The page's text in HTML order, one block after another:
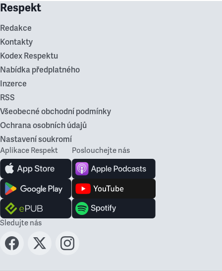
Respekt
Redakce
Kontakty
Kodex Respektu
Nabídka předplatného
Inzerce
RSS
Všeobecné obchodní podmínky
Ochrana osobních údajů
Nastavení soukromí
Aplikace Respekt Poslouchejte nás
Sledujte nás